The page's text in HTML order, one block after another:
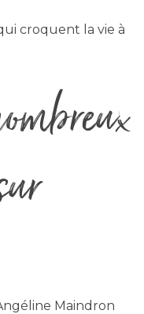
croquent la vie à
Maindron